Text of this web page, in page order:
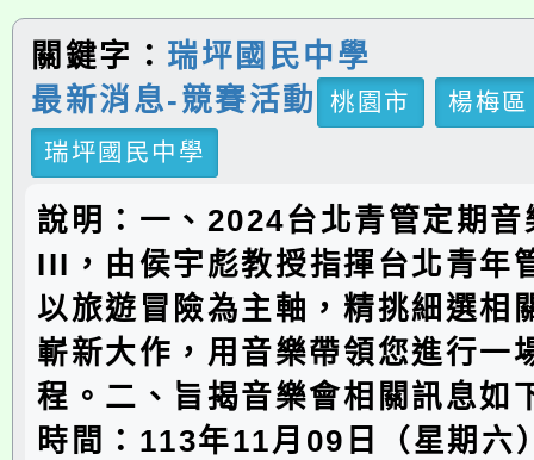
關鍵字： 瑞坪國民中學
最新消息-競賽活動
桃園市
楊梅區
瑞坪國民中學
說明：一、2024台北青管定期音
III，由侯宇彪教授指揮台北青年
以旅遊冒險為主軸，精挑細選相
嶄新大作，用音樂帶領您進行一
程。二、旨揭音樂會相關訊息如
時間：113年11月09日（星期六